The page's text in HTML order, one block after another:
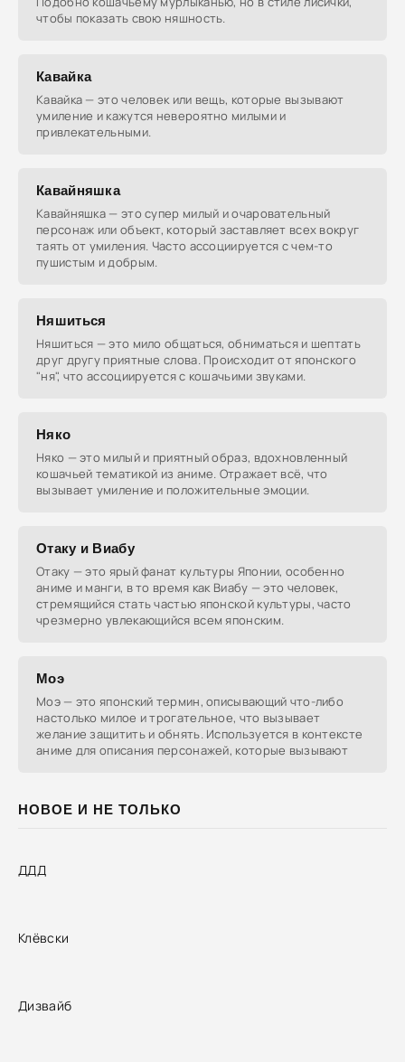
НОВОЕ И НЕ ТОЛЬКО
ДДД
Клёвски
Дизвайб
чтобы показать свою няшность.
Кавайка
Кавайка — это человек или вещь, которые вызывают
умиление и кажутся невероятно милыми и
привлекательными.
Кавайняшка
Кавайняшка — это супер милый и очаровательный
персонаж или объект, который заставляет всех вокруг
таять от умиления. Часто ассоциируется с чем-то
пушистым и добрым.
Няшиться
Няшиться — это мило общаться, обниматься и шептать
друг другу приятные слова. Происходит от японского
"ня", что ассоциируется с кошачьими звуками.
Няко
Няко — это милый и приятный образ, вдохновленный
кошачьей тематикой из аниме. Отражает всё, что
вызывает умиление и положительные эмоции.
Отаку и Виабу
Отаку — это ярый фанат культуры Японии, особенно
аниме и манги, в то время как Виабу — это человек,
стремящийся стать частью японской культуры, часто
чрезмерно увлекающийся всем японским.
Моэ
Моэ — это японский термин, описывающий что-либо
настолько милое и трогательное, что вызывает
желание защитить и обнять. Используется в контексте
аниме для описания персонажей, которые вызывают